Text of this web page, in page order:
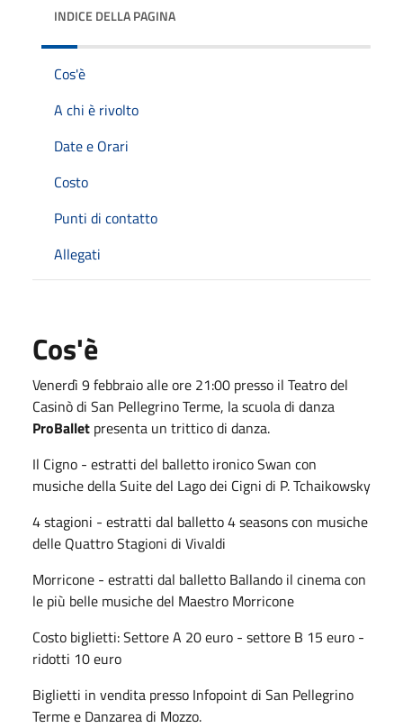
INDICE DELLA PAGINA
Cos'è
A chi è rivolto
Date e Orari
Costo
Punti di contatto
Allegati
Cos'è
Venerdì 9 febbraio alle ore 21:00 presso il Teatro del
Casinò di San Pellegrino Terme, la scuola di danza
ProBallet presenta un trittico di danza.
Il Cigno - estratti del balletto ironico Swan con
musiche della Suite del Lago dei Cigni di P. Tchaikowsky
4 stagioni - estratti dal balletto 4 seasons con musiche
delle Quattro Stagioni di Vivaldi
Morricone - estratti dal balletto Ballando il cinema con
le più belle musiche del Maestro Morricone
Costo biglietti: Settore A 20 euro - settore B 15 euro -
ridotti 10 euro
Biglietti in vendita presso Infopoint di San Pellegrino
Terme e Danzarea di Mozzo.